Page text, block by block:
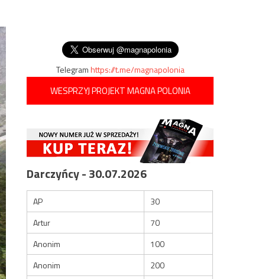
Telegramhttps://t.me/magnapolonia
WESPRZYJ PROJEKT MAGNA POLONIA
Darczyńcy - 30.07.2026
AP
30
Artur
70
Anonim
100
Anonim
200